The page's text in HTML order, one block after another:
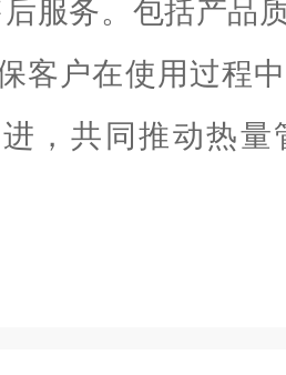
服务。包括产品
客户在使用过程
，共同推动热